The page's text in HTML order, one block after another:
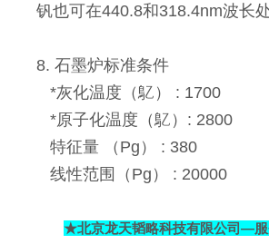
钒也可在440.8和318.4nm波长
8. 石墨炉标准条件
*灰化温度（鳦） : 1700
*原子化温度（鳦）: 2800
特征量 （Pg） : 380
线性范围（Pg） : 20000
★北京龙天韬略科技有限公司—